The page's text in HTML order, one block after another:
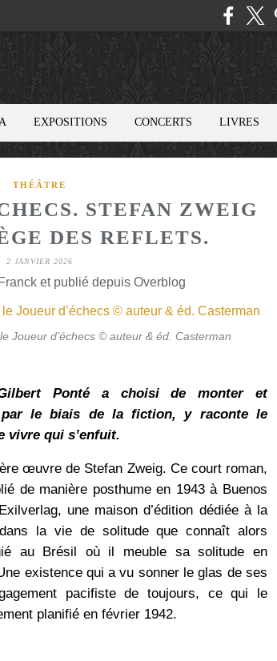
EXPOSITIONS CONCERTS LIVRES
THÉÂTRE
STEFAN ZWEIG
DES REFLETS.
2 JANVIER 2026
et publié depuis Overblog
Joueur d’échecs © auteur & éd. Casterman
Ponté a choisi de monter et
par le biais de la fiction, y raconte le
vivre qui s’enfuit.
œuvre de Stefan Zweig. Ce court roman,
de manière posthume en 1943 à Buenos
une maison d’édition dédiée à la
la vie de solitude que connaît alors
au Brésil où il meuble sa solitude en
existence qui a vu sonner le glas de ses
pacifiste de toujours, ce qui le
planifié en février 1942.